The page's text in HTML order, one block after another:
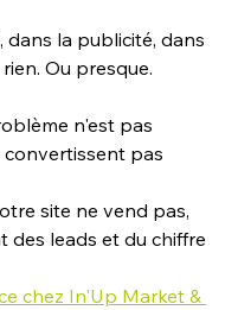
dans la publicité, dans
Ou presque.
n'est pas
convertissent pas
site ne vend pas,
des leads et du chiffre
chez In'Up Market &